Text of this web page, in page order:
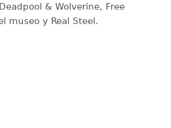
& Wolverine, Free
museo y Real Steel.